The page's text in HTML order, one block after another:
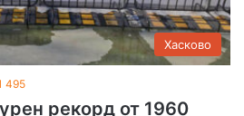
Хасково
495
рекорд от 1960